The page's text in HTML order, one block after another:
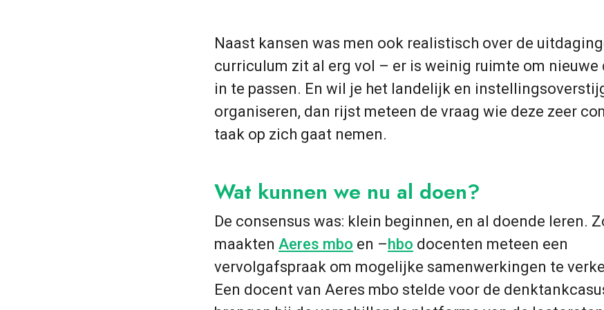
Naast kansen was men ook realistisch over de
curriculum zit al erg vol – er is weinig ruimte om nieuwe
in te passen. En wil je het landelijk en
organiseren, dan rijst meteen de vraag wie deze zeer
taak op zich gaat nemen.
Wat kunnen we nu al doen?
De consensus was: klein beginnen, en al doende leren.
maakten Aeres mbo en – hbo docenten meteen een
vervolgafspraak om mogelijke samenwerkingen te
Een docent van Aeres mbo stelde voor de